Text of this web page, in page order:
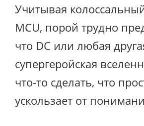
Учитывая
MCU, порой трудно
что DC или любая
супергеройская
что-то сделать, что
ускользает от